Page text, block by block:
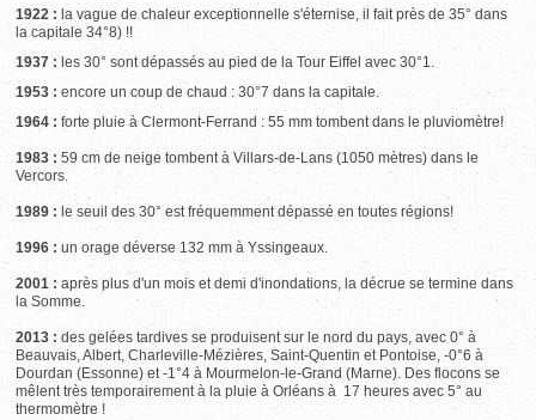
1922 : la vague de chaleur exceptionnelle s'éternise, il fait près de 35° dans
la capitale 34°8) !!
1937 : les 30° sont dépassés au pied de la Tour Eiffel avec 30°1.
1953 : encore un coup de chaud : 30°7 dans la capitale.
1964 : forte pluie à Clermont-Ferrand : 55 mm tombent dans le pluviomètre!
1983 : 59 cm de neige tombent à Villars-de-Lans (1050 mètres) dans le
Vercors.
1989 : le seuil des 30° est fréquemment dépassé en toutes régions!
1996 : un orage déverse 132 mm à Yssingeaux.
2001 : après plus d'un mois et demi d'inondations, la décrue se termine dans
la Somme.
2013 : des gelées tardives se produisent sur le nord du pays, avec 0° à
Beauvais, Albert, Charleville-Mézières, Saint-Quentin et Pontoise, -0°6 à
Dourdan (Essonne) et -1°4 à Mourmelon-le-Grand (Marne). Des flocons se
mêlent très temporairement à la pluie à Orléans à 17 heures avec 5° au
thermomètre !